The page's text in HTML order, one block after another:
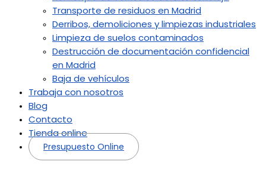
Transporte de residuos en Madrid
Derribos, demoliciones y limpiezas industriales
Limpieza de suelos contaminados
Destrucción de documentación confidencial
en Madrid
Baja de vehículos
Trabaja con nosotros
Blog
Contacto
Tienda online
Presupuesto Online